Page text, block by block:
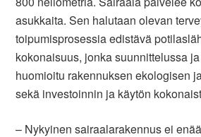
asukkaita. Sen halutaan olevan
toipumisprosessia edistävä
kokonaisuus, jonka suunnittelussa
huomioitu rakennuksen ekologisen
sekä investoinnin ja käytön
– Nykyinen sairaalarakennus ei